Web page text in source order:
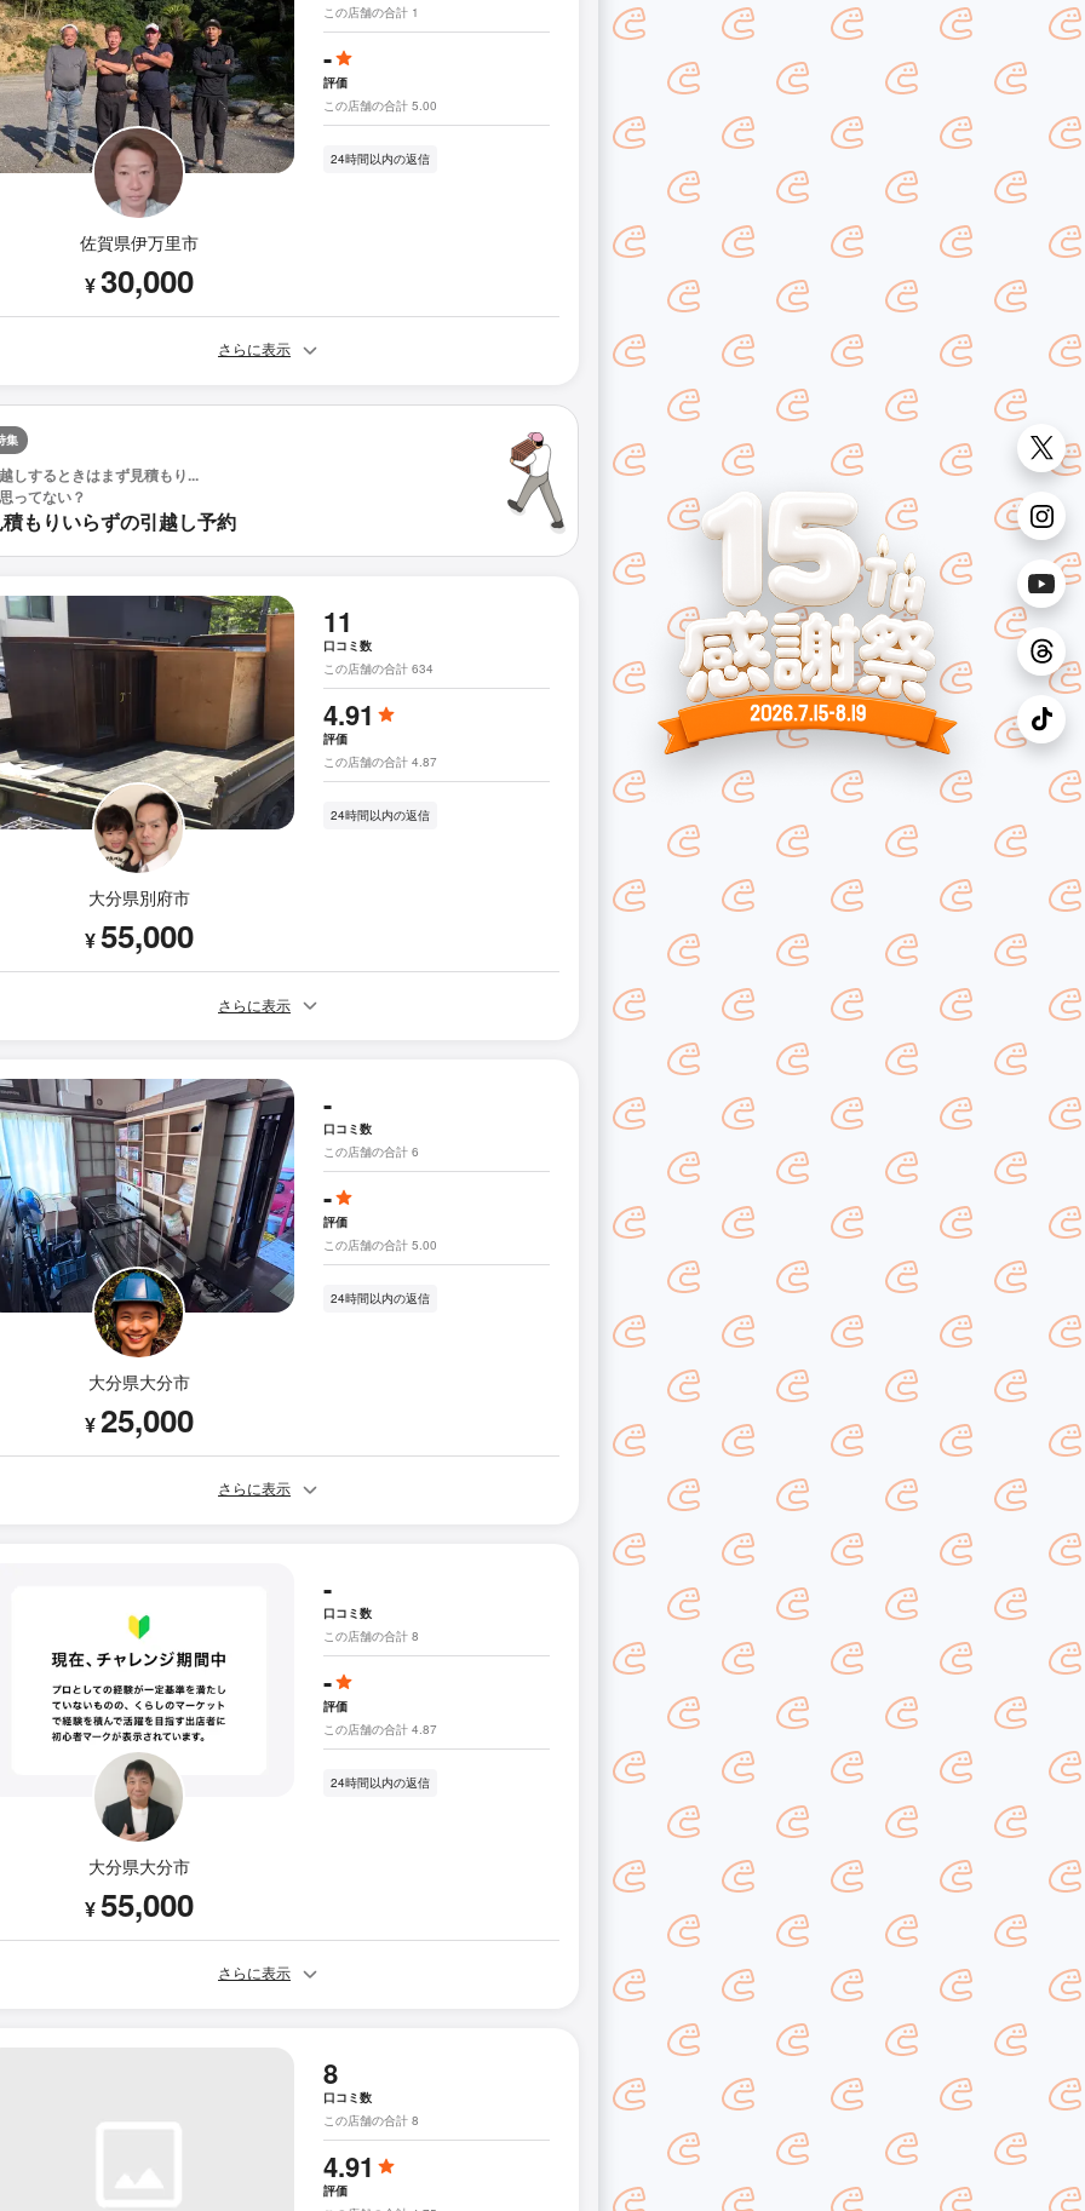
佐賀県伊万里市
¥30,000
この店舗の合計 1
-
評価
この店舗の合計 5.00
24時間以内の返信
さらに表示
集
しするときはまず見積もり...
ってない？
もりいらずの引越し予約
大分県別府市
¥55,000
11
口コミ数
この店舗の合計 634
4.91
評価
この店舗の合計 4.87
24時間以内の返信
さらに表示
大分県大分市
¥25,000
-
口コミ数
この店舗の合計 6
-
評価
この店舗の合計 5.00
24時間以内の返信
さらに表示
大分県大分市
¥55,000
-
口コミ数
この店舗の合計 8
-
評価
この店舗の合計 4.87
24時間以内の返信
さらに表示
8
口コミ数
この店舗の合計 8
4.91
評価